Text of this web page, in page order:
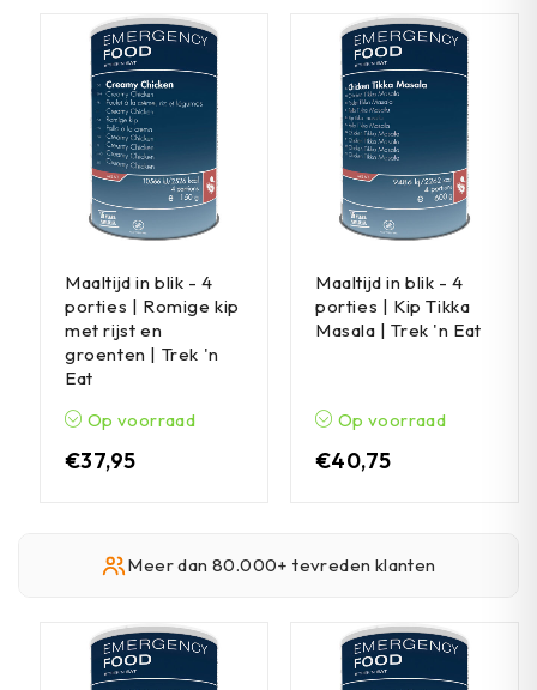
Maaltijd in blik - 4
porties | Romige kip
met rijst en
groenten | Trek 'n
Eat
Op voorraad
€37,95
Maaltijd in blik - 4
porties | Kip Tikka
Masala | Trek 'n Eat
Op voorraad
€40,75
Meer dan 80.000+ tevreden klanten